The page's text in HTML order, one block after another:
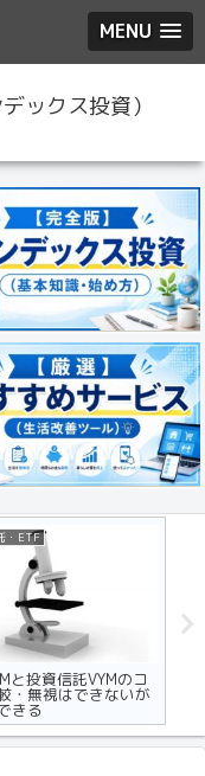
MENU
ックス投資）
・ETF
と投資信託VYMのコ
・無視はできないが
きる